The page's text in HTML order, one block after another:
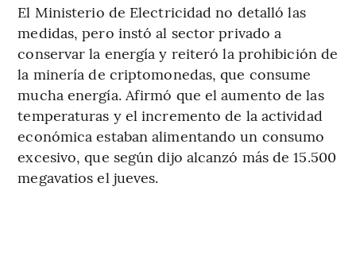
El Ministerio de Electricidad no detalló las
medidas, pero instó al sector privado a
conservar la energía y reiteró la prohibición de
la minería de criptomonedas, que consume
mucha energía. Afirmó que el aumento de las
temperaturas y el incremento de la actividad
económica estaban alimentando un consumo
excesivo, que según dijo alcanzó más de 15.500
megavatios el jueves.